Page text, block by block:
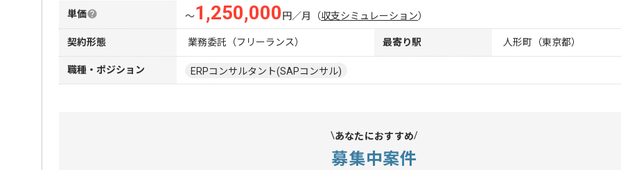
単価 〜1,250,000 円／月 （収支シミュレーション）
契約形態 業務委託（フリーランス） 最寄り駅 人形町（東京都）
職種・ポジション ERPコンサルタント(SAPコンサル)
あなたにおすすめ
募集中案件